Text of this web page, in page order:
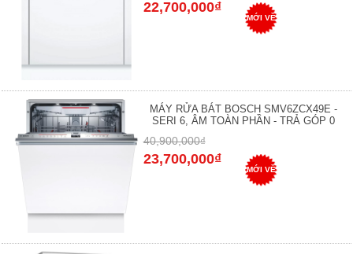
22,700,000₫
MỚI VỀ
MÁY RỬA BÁT BOSCH SMV6ZCX49E -
SERI 6, ÂM TOÀN PHẦN - TRẢ GÓP 0
40,900,000₫
23,700,000₫
MỚI VỀ